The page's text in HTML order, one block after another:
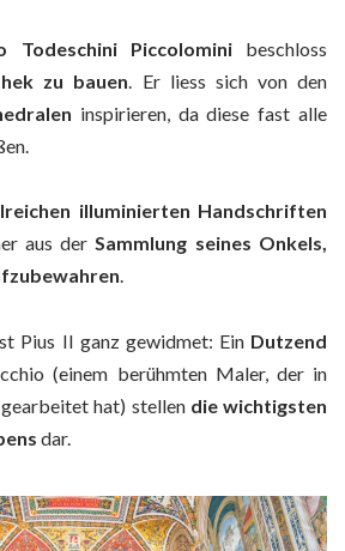
Todeschini Piccolominibeschloss
zu bauen . Er liess sich von den
inspirieren, da diese fast alle
illuminierten Handschriften
aus derSammlung seines Onkels,
.
Pius II ganz gewidmet: Ein Dutzend
(einem berühmten Maler, der in
hat) stellen die wichtigsten
dar.